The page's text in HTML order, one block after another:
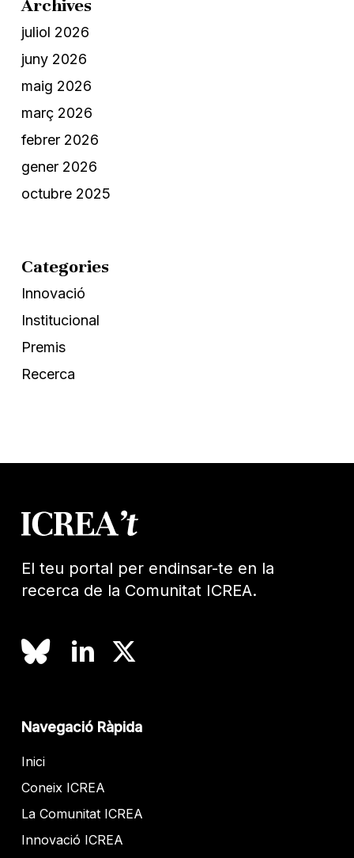
Archives
juliol 2026
juny 2026
maig 2026
març 2026
febrer 2026
gener 2026
octubre 2025
Categories
Innovació
Institucional
Premis
Recerca
El teu portal per endinsar-te en la
recerca de la Comunitat ICREA.
Navegació Ràpida
Inici
Coneix ICREA
La Comunitat ICREA
Innovació ICREA